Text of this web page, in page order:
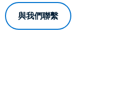
為您的 SaaS 應用程式實施零信任安全
監控和遙測數據
提供對身分、網路、應用程式和裝置問題的全
與我們聯繫